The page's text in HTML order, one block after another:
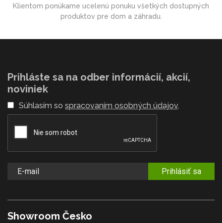
Klientom ponúkame ucelenú ponuku všetkých dostupných
produktov pre dom a záhradu.
Prihláste sa na odber informácií, akcií,
noviniek
Súhlasím so spracovaním osobných údajov.
Prihlásiť sa
Showroom Česko